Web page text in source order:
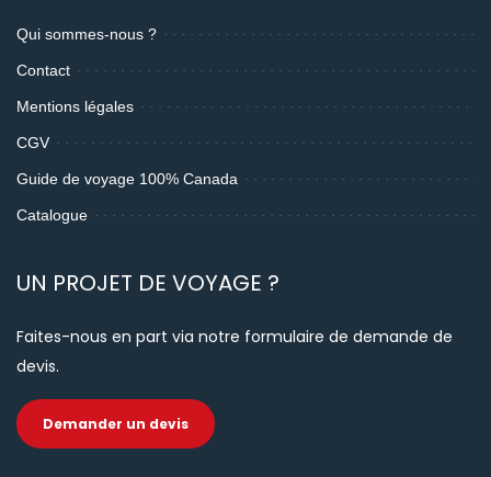
Qui sommes-nous ?
Contact
Mentions légales
CGV
Guide de voyage 100% Canada
Catalogue
UN PROJET DE VOYAGE ?
Faites-nous en part via notre formulaire de demande de
devis.
Demander un devis